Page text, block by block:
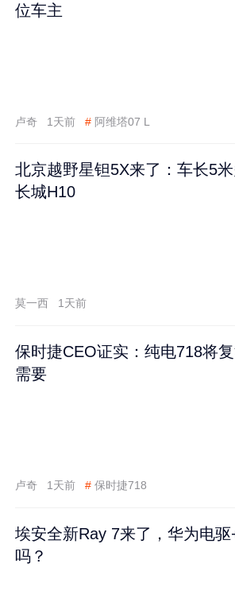
位车主
卢奇 1天前 # 阿维塔07 L
北京越野星钽5X来了：车长5
长城H10
莫一西 1天前
保时捷CEO证实：纯电718将
需要
卢奇 1天前 # 保时捷718
埃安全新Ray 7来了，华为电
吗？